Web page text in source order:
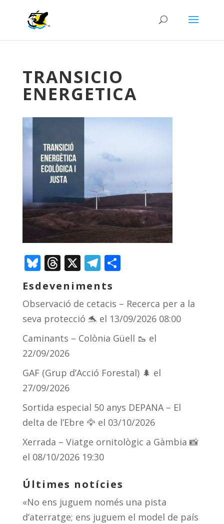
TRANSICIO
ENERGETICA
Bluesky
Threads
X Telegram
Comparteix
Esdeveniments
Observació de cetacis – Recerca per a la
seva protecció 🐬 el 13/09/2026 08:00
Caminants – Colònia Güell 🥾 el
22/09/2026
GAF (Grup d’Acció Forestal) 🌲 el
27/09/2026
Sortida especial 50 anys DEPANA – El
delta de l’Ebre 🦅 el 03/10/2026
Xerrada – Viatge ornitològic a Gàmbia 📸
el 08/10/2026 19:30
Últimes notícies
«No ens juguem només una pista
d’aterratge; ens juguem el model de país